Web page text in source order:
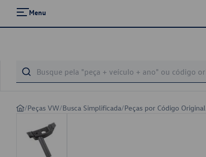
Menu
/Peças VW/Busca Simplificada/Peças por Código Original